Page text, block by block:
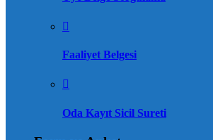
Faaliyet Belgesi
Oda Kayıt Sicil Sureti